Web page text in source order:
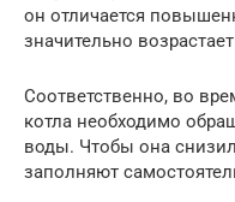
он отличается
значительно
Соответственно, во
котла необходимо
воды. Чтобы она
заполняют